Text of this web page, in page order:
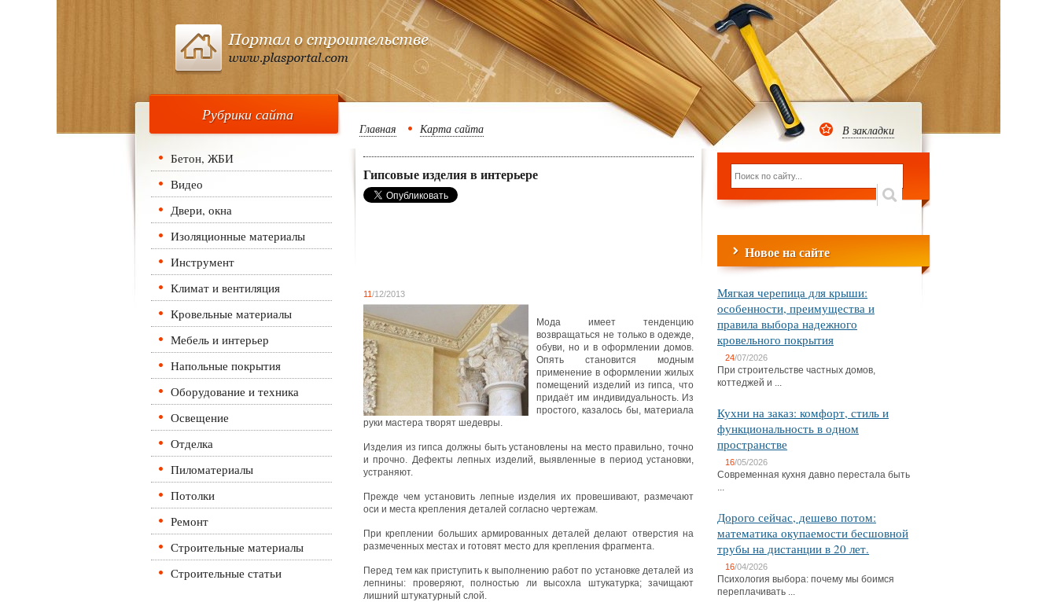
Рубрики сайта
Бетон, ЖБИ
Видео
Двери, окна
Изоляционные материалы
Инструмент
Климат и вентиляция
Кровельные материалы
Мебель и интерьер
Напольные покрытия
Оборудование и техника
Освещение
Отделка
Пиломатериалы
Потолки
Ремонт
Строительные материалы
Строительные статьи
Главная Карта сайта
Гипсовые изделия в интерьере
11/12/2013
Мода имеет тенденцию
возвращаться не только в одежде,
обуви, но и в оформлении домов.
Опять становится модным
применение в оформлении жилых
помещений изделий из гипса, что
придаёт им индивидуальность. Из
простого, казалось бы, материала
руки мастера творят шедевры.
Изделия из гипса должны быть установлены на место правильно, точно
и прочно. Дефекты лепных изделий, выявленные в период установки,
устраняют.
Прежде чем установить лепные изделия их провешивают, размечают
оси и места крепления деталей согласно чертежам.
При креплении больших армированных деталей делают отверстия на
размеченных местах и готовят место для крепления фрагмента.
Перед тем как приступить к выполнению работ по установке деталей из
лепнины: проверяют, полностью ли высохла штукатурка; зачищают
лишний штукатурный слой.
В закладки
Новое на сайте
Мягкая черепица для крыши:
особенности, преимущества и
правила выбора надежного
кровельного покрытия
24/07/2026
При строительстве частных домов,
коттеджей и ...
Кухни на заказ: комфорт, стиль и
функциональность в одном
пространстве
16/05/2026
Современная кухня давно перестала быть
...
Дорого сейчас, дешево потом:
математика окупаемости бесшовной
трубы на дистанции в 20 лет.
16/04/2026
Психология выбора: почему мы боимся
переплачивать ...